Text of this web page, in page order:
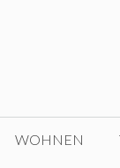
WOHNEN